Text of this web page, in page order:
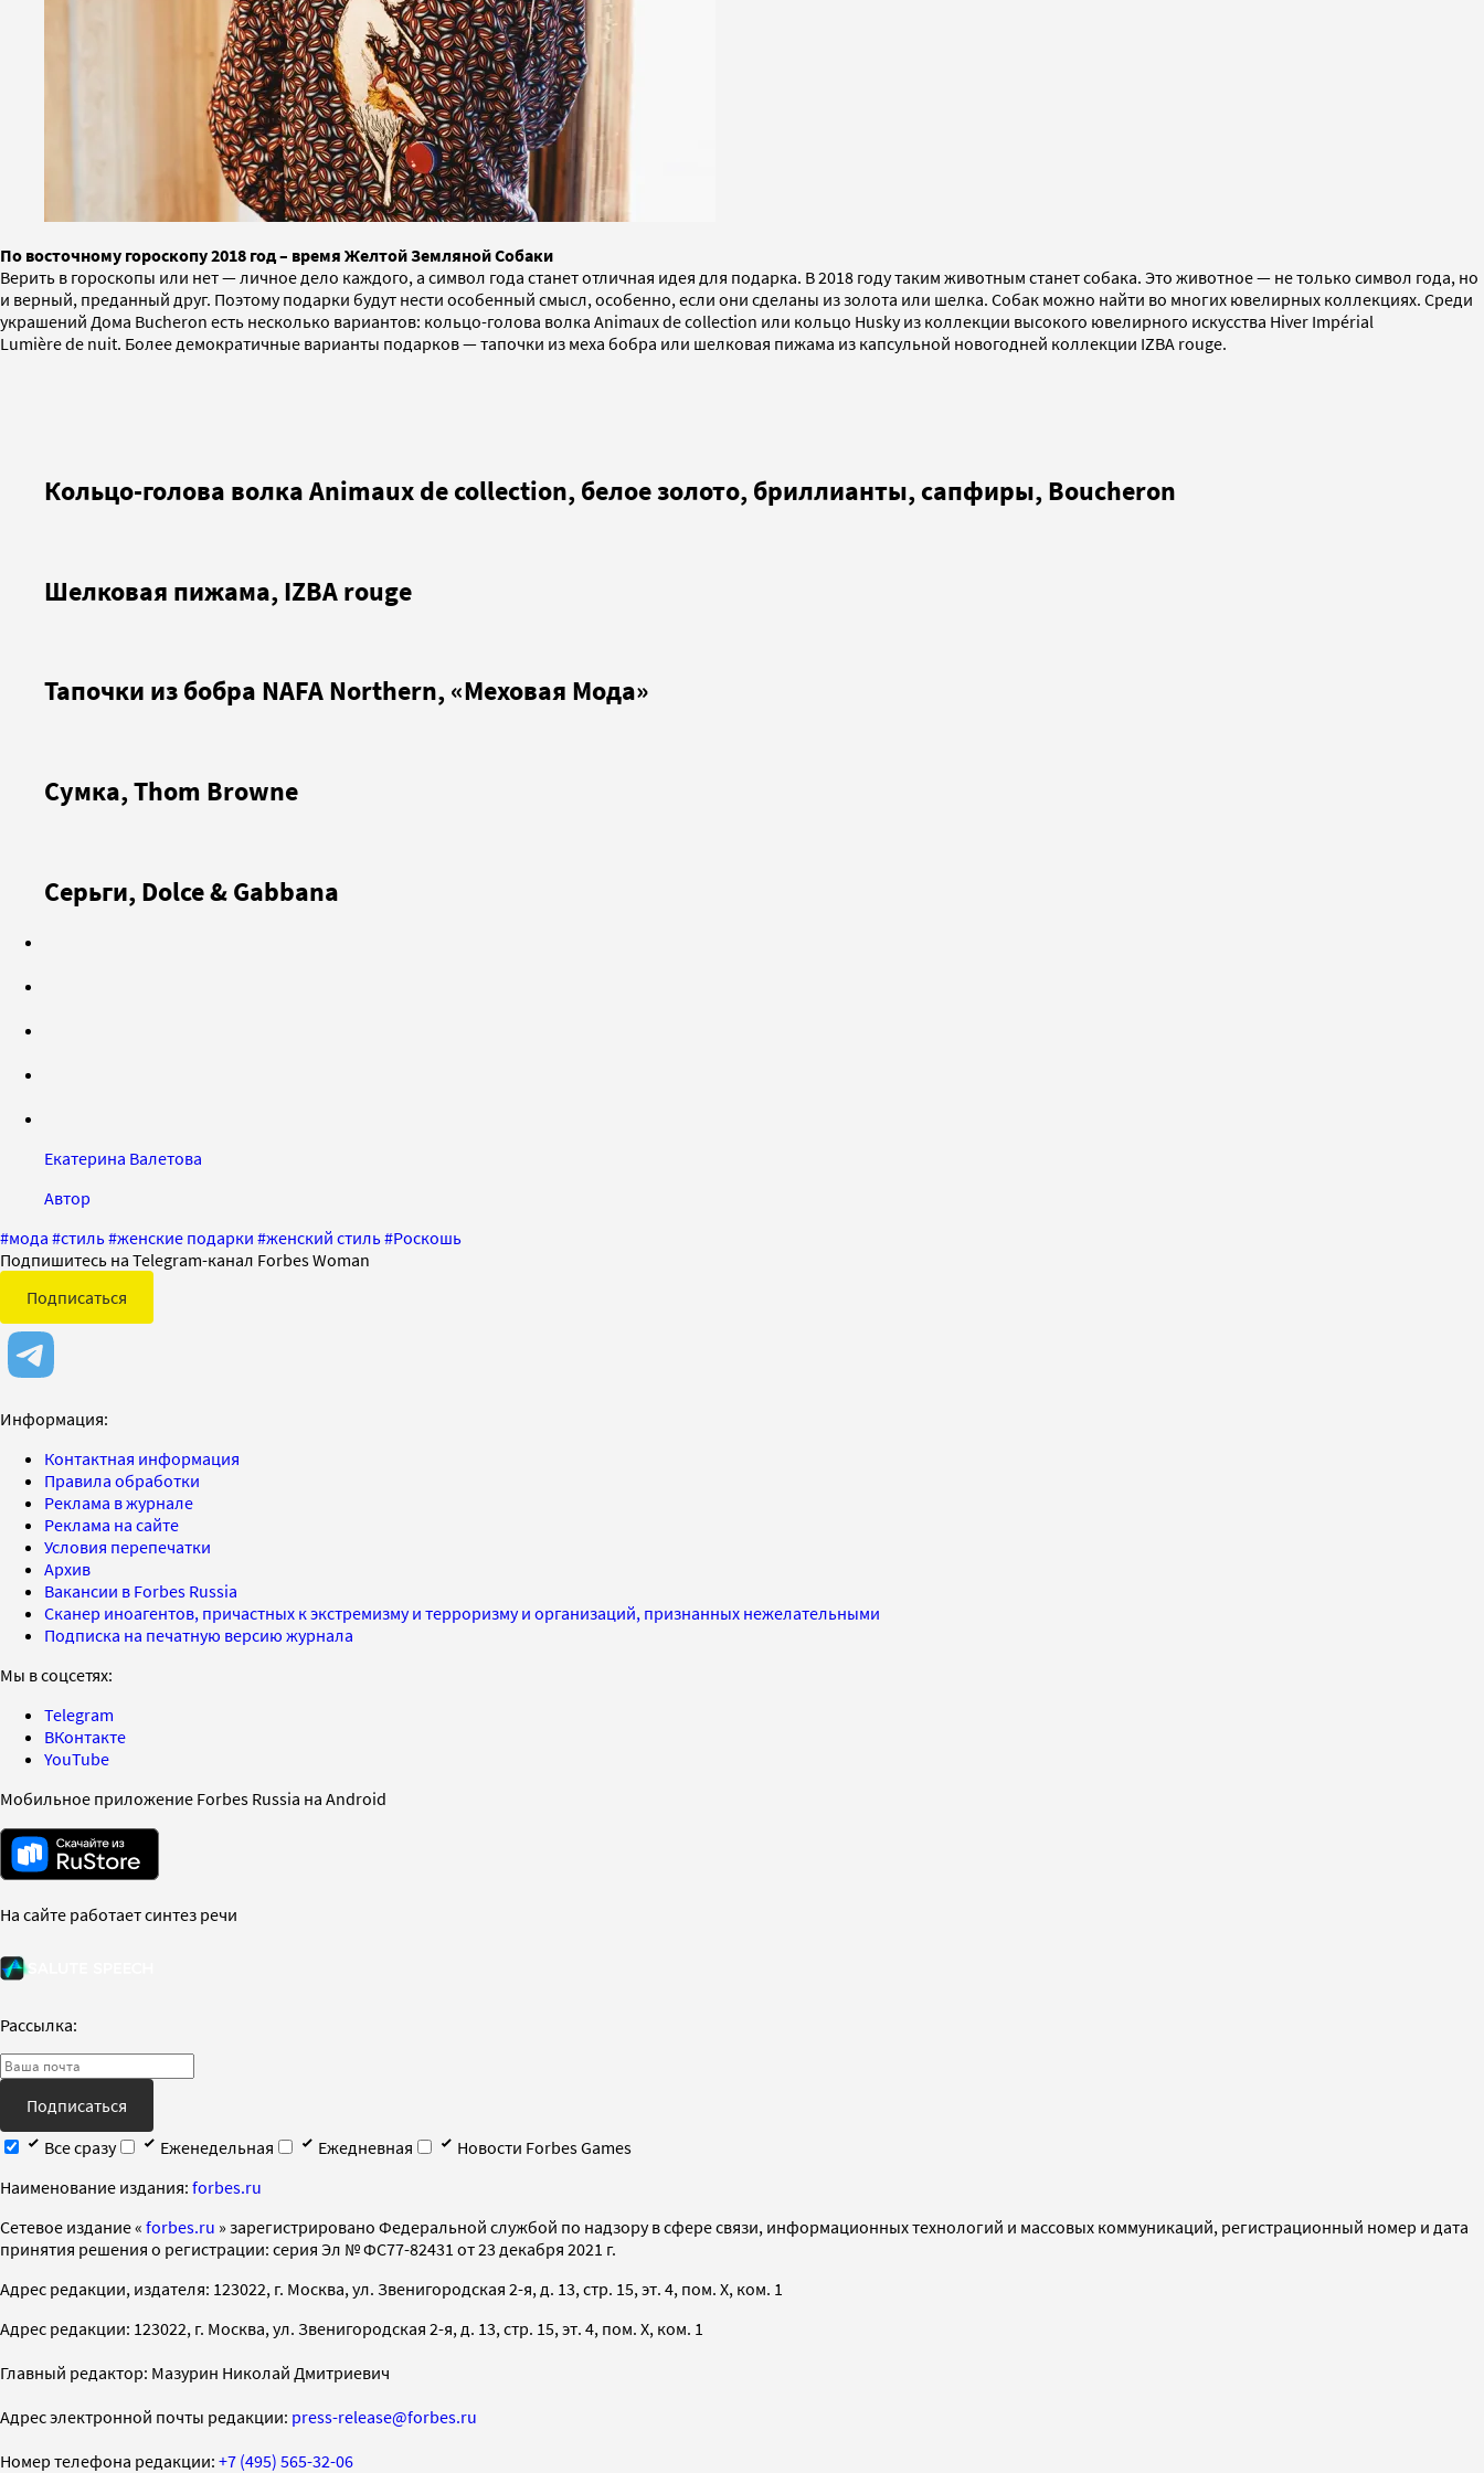
По восточному гороскопу 2018 год – время Желтой Земляной Собаки
Верить в гороскопы или нет — личное дело каждого, а символ года станет отличная идея для подарка. В 2018 году таким животным станет собака. Это животное — не только символ года, но
и верный, преданный друг. Поэтому подарки будут нести особенный смысл, особенно, если они сделаны из золота или шелка. Собак можно найти во многих ювелирных коллекциях. Среди
украшений Дома Bucheron есть несколько вариантов: кольцо-голова волка Animaux de collection или кольцо Husky из коллекции высокого ювелирного искусства Hiver Impérial
Lumière de nuit. Более демократичные варианты подарков — тапочки из меха бобра или шелковая пижама из капсульной новогодней коллекции IZBA rouge.
Кольцо-голова волка Animaux de collection, белое золото, бриллианты, сапфиры, Boucheron
Шелковая пижама, IZBA rouge
Тапочки из бобра NAFA Northern, «Меховая Мода»
Сумка, Thom Browne
Серьги, Dolce & Gabbana
Екатерина Валетова
Автор
#мода #стиль#женские подарки #женский стиль#Роскошь
Подпишитесь на Telegram-канал Forbes Woman
Подписаться
Информация:
Контактная информация
Правила обработки
Реклама в журнале
Реклама на сайте
Условия перепечатки
Архив
Вакансии в Forbes Russia
Сканер иноагентов, причастных к экстремизму и терроризму и организаций, признанных нежелательными
Подписка на печатную версию журнала
Мы в соцсетях:
Telegram
ВКонтакте
YouTube
Мобильное приложение Forbes Russia на Android
На сайте работает синтез речи
Рассылка:
Подписаться
Все сразу
Еженедельная Ежедневная
Новости Forbes Games
Наименование издания: forbes.ru
Cетевое издание « forbes.ru » зарегистрировано Федеральной службой по надзору в сфере связи, информационных технологий и массовых коммуникаций, регистрационный номер и дата
принятия решения о регистрации: серия Эл № ФС77-82431 от 23 декабря 2021 г.
Адрес редакции, издателя: 123022, г. Москва, ул. Звенигородская 2-я, д. 13, стр. 15, эт. 4, пом. X, ком. 1
Адрес редакции: 123022, г. Москва, ул. Звенигородская 2-я, д. 13, стр. 15, эт. 4, пом. X, ком. 1
Главный редактор: Мазурин Николай Дмитриевич
Адрес электронной почты редакции: press-release@forbes.ru
Номер телефона редакции: +7 (495) 565-32-06